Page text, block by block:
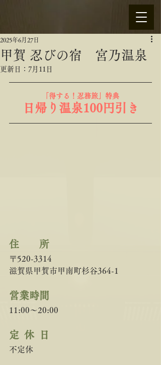
甲賀 忍びの宿 宮乃温泉
2025年6月27日
更新日： 7月11日
「得する！忍務旅」特典
日帰り温泉100円引き
住　　所
〒520-3314
滋賀県甲賀市甲南町杉谷364-1
営業時間
11:00～20:00
定  休  日
不定休